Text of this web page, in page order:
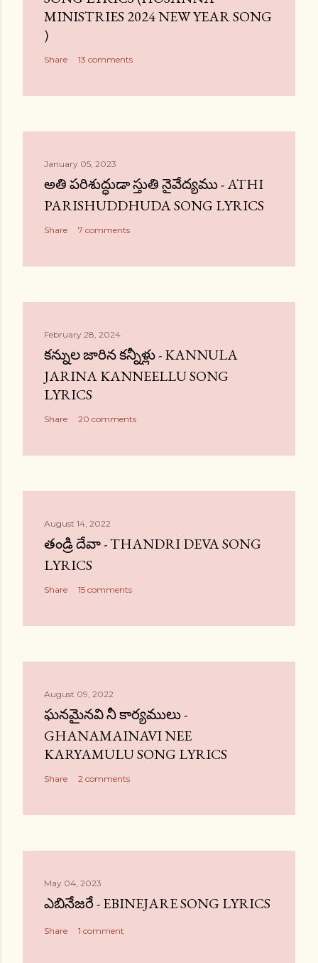
MINISTRIES 2024 NEW YEAR SONG
)
Share 13 comments
January 05, 2023
అతి పరిశుద్ధుడా స్తుతి నైవేద్యము - ATHI
PARISHUDDHUDA SONG LYRICS
Share 7 comments
February 28, 2024
కన్నుల జారిన కన్నీళ్లు - KANNULA
JARINA KANNEELLU SONG
LYRICS
Share 20 comments
August 14, 2022
తండ్రి దేవా - THANDRI DEVA SONG
LYRICS
Share 15 comments
August 09, 2022
ఘనమైనవి నీ కార్యములు -
GHANAMAINAVI NEE
KARYAMULU SONG LYRICS
Share 2 comments
May 04, 2023
ఎబినేజరే - EBINEJARE SONG LYRICS
Share 1 comment